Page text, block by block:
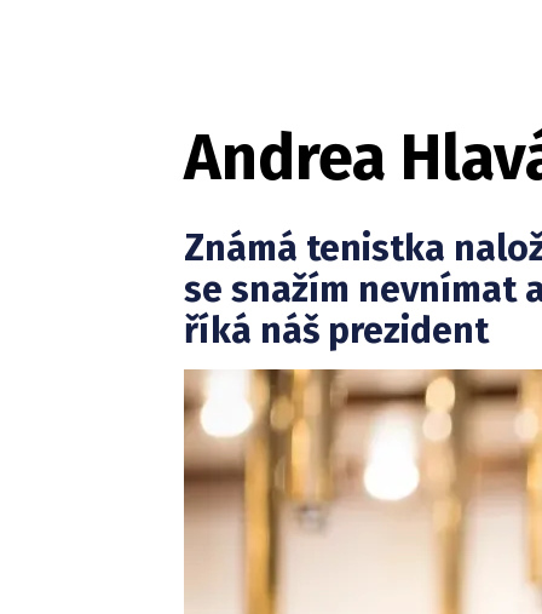
Andrea
Známá tenistka
se snažím nevnímat
říká náš prezident